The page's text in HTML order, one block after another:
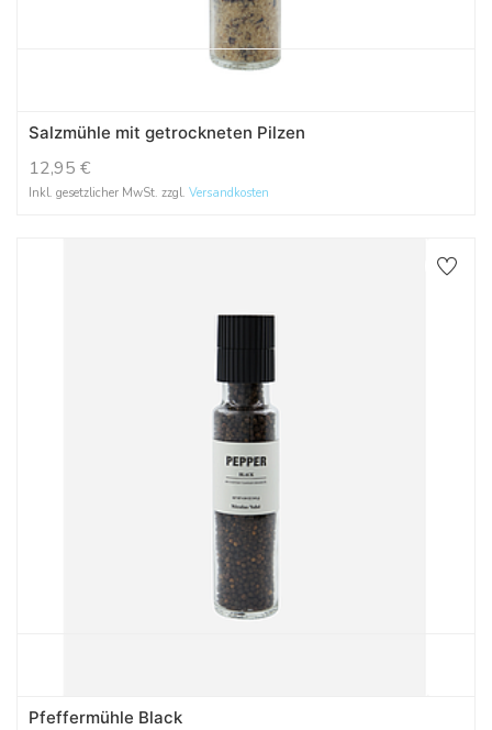
Salzmühle mit getrockneten Pilzen
12,95 €
Inkl. gesetzlicher MwSt. zzgl. Versandkosten
Pfeffermühle Black